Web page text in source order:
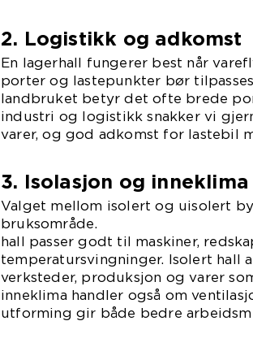
2. Logistikk og adkomst
En lagerhall fungerer best når
porter og lastepunkter bør
landbruket betyr det ofte brede
industri og logistikk snakker vi
varer, og god adkomst for lastebil
3. Isolasjon og inneklima
Valget mellom isolert og uisolert
hall passer godt til maskiner,
temperatursvingninger. Isolert hall
verksteder, produksjon og varer
inneklima handler også om
utforming gir både bedre